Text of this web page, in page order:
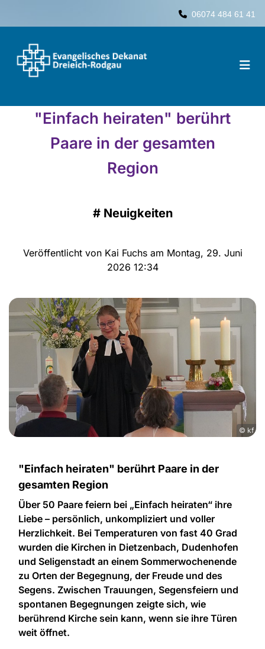
 06074 484 61 41
"Einfach heiraten" berührt
Paare in der gesamten
Region
# Neuigkeiten
Veröffentlicht von Kai Fuchs am Montag, 29. Juni
2026 12:34
© kf
"Einfach heiraten" berührt Paare in der
gesamten Region
Über 50 Paare feiern bei „Einfach heiraten“ ihre
Liebe – persönlich, unkompliziert und voller
Herzlichkeit. Bei Temperaturen von fast 40 Grad
wurden die Kirchen in Dietzenbach, Dudenhofen
und Seligenstadt an einem Sommerwochenende
zu Orten der Begegnung, der Freude und des
Segens. Zwischen Trauungen, Segensfeiern und
spontanen Begegnungen zeigte sich, wie
berührend Kirche sein kann, wenn sie ihre Türen
weit öffnet.